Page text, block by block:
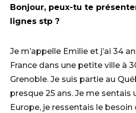
Bonjour, peux-tu te
lignes stp ?
Je m’appelle Emilie et j’ai 34
France dans une petite ville à
Grenoble. Je suis partie au
presque 25 ans. Je me sentais
Europe, je ressentais le